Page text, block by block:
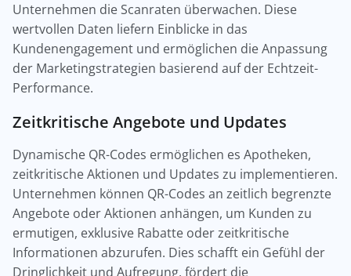
Unternehmen die Scanraten überwachen. Diese
wertvollen Daten liefern Einblicke in das
Kundenengagement und ermöglichen die Anpassung
der Marketingstrategien basierend auf der Echtzeit-
Performance.
Zeitkritische Angebote und Updates
Dynamische QR-Codes ermöglichen es Apotheken,
zeitkritische Aktionen und Updates zu implementieren.
Unternehmen können QR-Codes an zeitlich begrenzte
Angebote oder Aktionen anhängen, um Kunden zu
ermutigen, exklusive Rabatte oder zeitkritische
Informationen abzurufen. Dies schafft ein Gefühl der
Dringlichkeit und Aufregung, fördert die